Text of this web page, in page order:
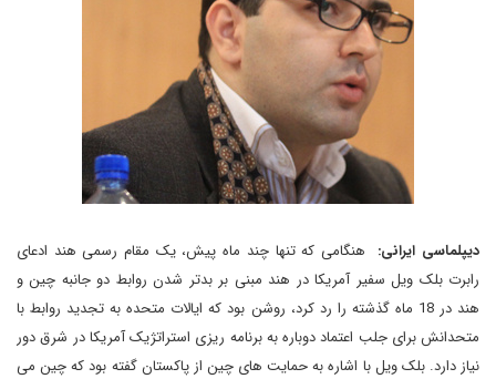
دیپلماسی ایرانی: هنگامی که تنها چند ماه پیش، یک مقام رسمی هند ادعای
رابرت بلک ویل سفیر آمریکا در هند مبنی بر بدتر شدن روابط دو جانبه چین و
هند در 18 ماه گذشته را رد کرد، روشن بود که ایالات متحده به تجدید روابط با
متحدانش برای جلب اعتماد دوباره به برنامه ریزی استراتژیک آمریکا در شرق دور
نیاز دارد. بلک ویل با اشاره به حمایت های چین از پاکستان گفته بود که چین می